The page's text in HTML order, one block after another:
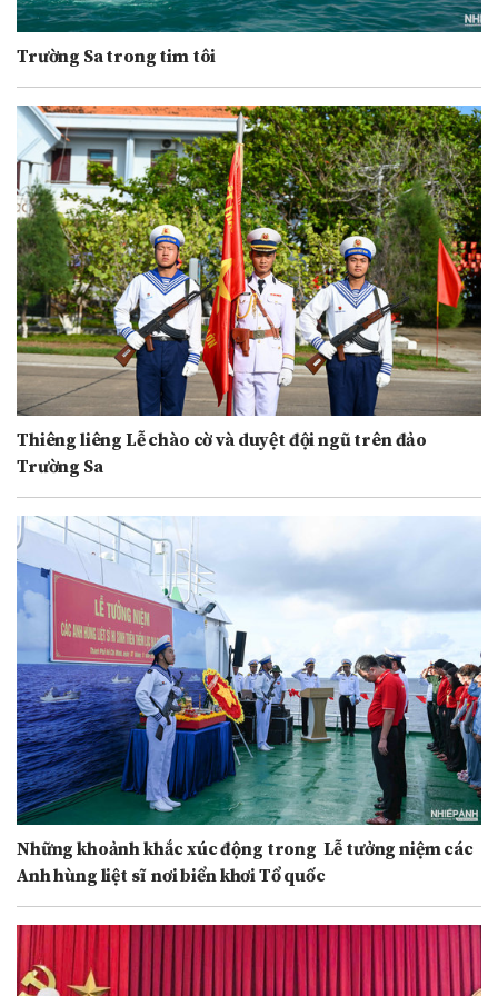
Trường Sa trong tim tôi
Thiêng liêng Lễ chào cờ và duyệt đội ngũ trên đảo
Trường Sa
Những khoảnh khắc xúc động trong Lễ tưởng niệm các
Anh hùng liệt sĩ nơi biển khơi Tổ quốc